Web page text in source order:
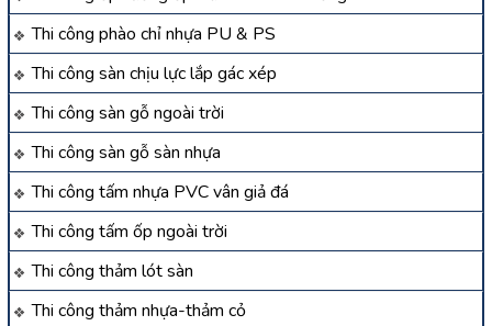
Thi công phào chỉ nhựa PU & PS
Thi công sàn chịu lực lắp gác xép
Thi công sàn gỗ ngoài trời
Thi công sàn gỗ sàn nhựa
Thi công tấm nhựa PVC vân giả đá
Thi công tấm ốp ngoài trời
Thi công thảm lót sàn
Thi công thảm nhựa-thảm cỏ